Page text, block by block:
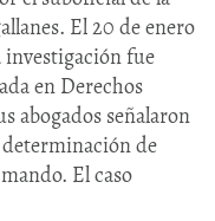
El 20 de enero
investigación fue
en Derechos
abogados señalaron
de
El caso